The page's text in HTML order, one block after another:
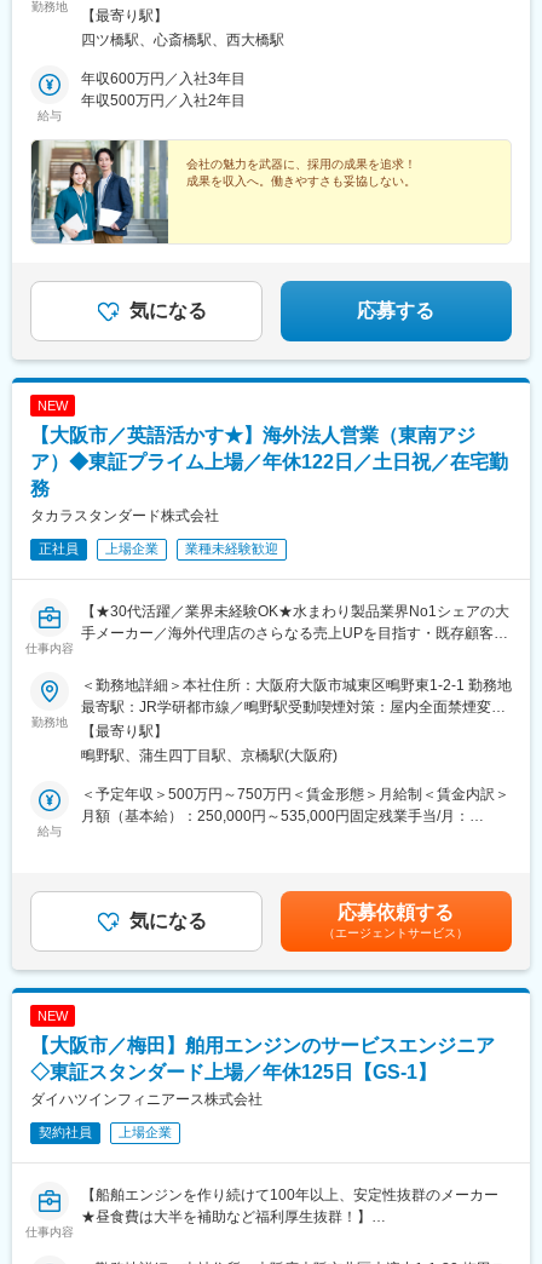
勤務地
ーストビル2階■本社アクセス大阪メトロ四つ橋線「四ツ橋駅」か
ら徒歩で2分大阪メトロ御堂筋線「心斎橋駅」から徒歩で7分大阪
迎
【最寄り駅】
四ツ橋駅、心斎橋駅、西大橋駅
給与
年収600万円／入社3年目
年収500万円／入社2年目
会社の魅力を武器に、採用の成果を追求！
成果を収入へ。働きやすさも妥協しない。
気になる 応募する
NEW
【大阪市／英語活かす★】海外法人営業（東南アジ
ア）◆東証プライム上場／年休122日／土日祝／在宅勤
務
タカラスタンダード株式会社
正社員 上場企業 業種未経験歓迎
仕事内容
【★30代活躍／業界未経験OK★水まわり製品業界No1シェアの大
手メーカー／海外代理店のさらなる売上UPを目指す・既存顧客メ
＼100年以上の歴史を誇る東証プライム上場企業／
2030年のさらなる成長目標に向け、グローバル事業本部にて海外
代理店へのアカウント営業の増員を行います！
◆職務内容：
当社で製造しているキッチン・バス・洗面などの【住宅設備機
器】を東アジア・東南アジアで拡販していただきます。「どうす
＜具体的には…＞
・海外市場・顧客ニーズの分析
■担当エリア：ASEAN
※今後さらにインド・インドネシアへの注力度を上げていく計画で
す！
■特徴：
・当社独自のホーロー技術開発力は世界最高水準！高温多湿に強
く、東アジア・東南アジアの気候風土にも適しており拡販が期待
勤務地
＜勤務地詳細＞本社住所：大阪府大阪市城東区鴫野東1-2-1 勤務地
最寄駅：JR学研都市線／鴫野駅受動喫煙対策：屋内全面禁煙変更
の範囲：会社の定める事業所
【最寄り駅】
鴫野駅、蒲生四丁目駅、京橋駅(大阪府)
給与
＜予定年収＞500万円～750万円＜賃金形態＞月給制＜賃金内訳＞
月額（基本給）：250,000円～535,000円固定残業手当/月：
実績:年二回支給有賃金はあくまでも目安の金額であり、選考を通
じて上下する可能性があります。月給(月額)は固定手当を含めた表
気になる 応募依頼する
（エージェントサービス）
NEW
【大阪市／梅田】舶用エンジンのサービスエンジニア
◇東証スタンダード上場／年休125日【GS-1】
ダイハツインフィニアース株式会社
契約社員 上場企業
仕事内容
【船舶エンジンを作り続けて100年以上、安定性抜群のメーカー
★昼食費は大半を補助など福利厚生抜群！】
■業務内容：